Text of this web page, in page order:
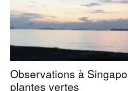
Observations à
plantes vertes